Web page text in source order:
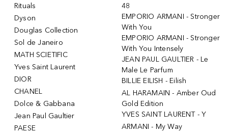
Rituals
Dyson
Douglas Collection
Sol de Janeiro
MATH SCIETIFIC
Yves Saint Laurent
DIOR
CHANEL
Dolce & Gabbana
Jean Paul Gaultier
PAESE
48
EMPORIO ARMANI - Stronger
With You
EMPORIO ARMANI - Stronger
With You Intensely
JEAN PAUL GAULTIER - Le
Male Le Parfum
BILLIE EILISH - Eilish
AL HARAMAIN - Amber Oud
Gold Edition
YVES SAINT LAURENT - Y
ARMANI - My Way